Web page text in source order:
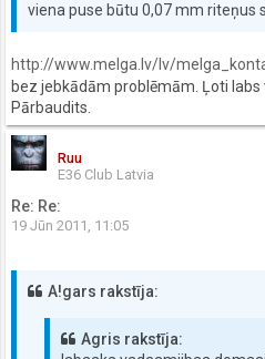
viena puse būtu 0,07 mm riteņus
http://www.melga.lv/lv/
bez jebkādām problēmām. Ļoti
Pārbaudits.
Ruu
E36 Club Latvia
Re: Re:
19 Jūn 2011, 11:05
A!gars rakstīja:
Agris rakstīja: